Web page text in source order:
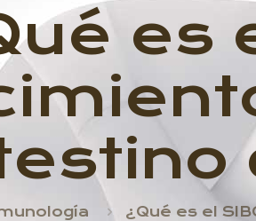
es
¿Qué es el